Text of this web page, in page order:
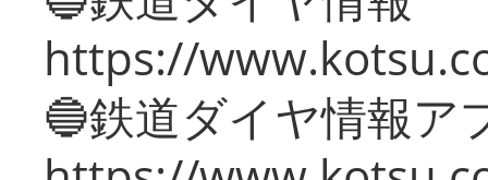
https://
🔵鉄道ダイヤ情報ア